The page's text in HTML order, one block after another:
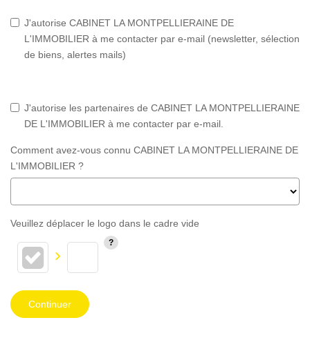
J'autorise CABINET LA MONTPELLIERAINE DE
L'IMMOBILIER à me contacter par e-mail (newsletter, sélection
de biens, alertes mails)
J'autorise les partenaires de CABINET LA MONTPELLIERAINE
DE L'IMMOBILIER à me contacter par e-mail.
Comment avez-vous connu CABINET LA MONTPELLIERAINE DE
L'IMMOBILIER ?
Veuillez déplacer le logo dans le cadre vide
Continuer